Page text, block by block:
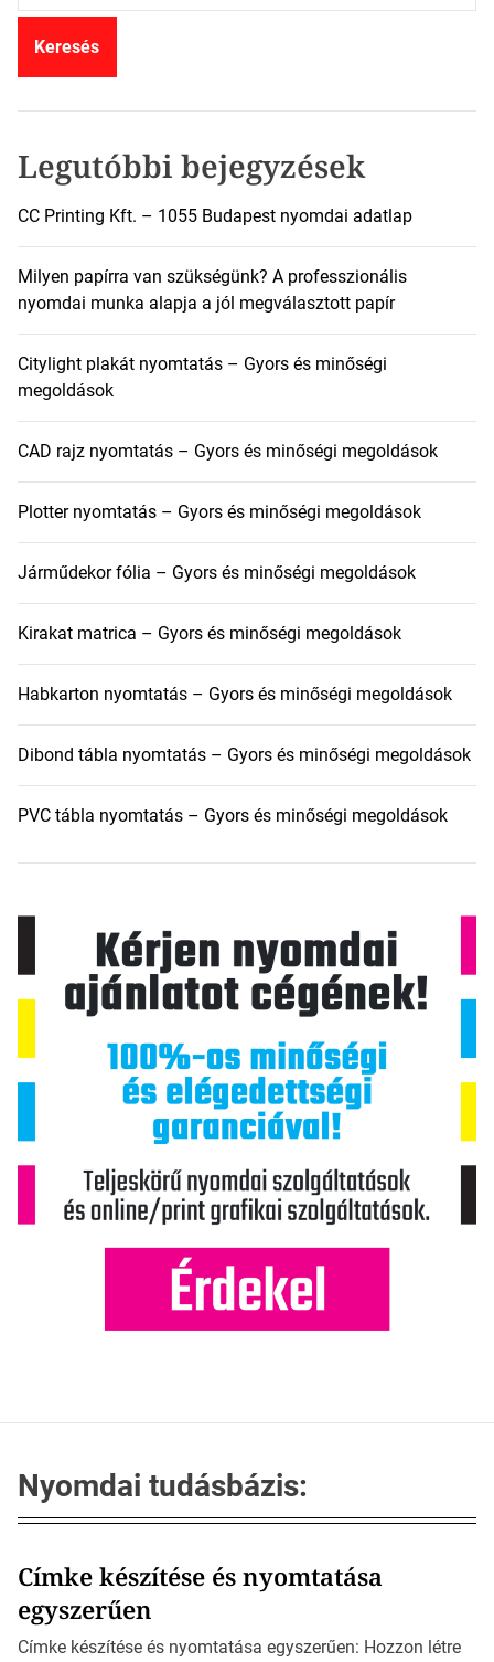
r
Legutóbbi bejegyzések
CC Printing Kft. – 1055 Budapest nyomdai adatlap
Milyen papírra van szükségünk? A professzionális
nyomdai munka alapja a jól megválasztott papír
Citylight plakát nyomtatás – Gyors és minőségi
megoldások
CAD rajz nyomtatás – Gyors és minőségi megoldások
Plotter nyomtatás – Gyors és minőségi megoldások
Járműdekor fólia – Gyors és minőségi megoldások
Kirakat matrica – Gyors és minőségi megoldások
Habkarton nyomtatás – Gyors és minőségi megoldások
Dibond tábla nyomtatás – Gyors és minőségi megoldások
PVC tábla nyomtatás – Gyors és minőségi megoldások
Nyomdai tudásbázis:
Címke készítése és nyomtatása
egyszerűen
Címke készítése és nyomtatása egyszerűen: Hozzon létre